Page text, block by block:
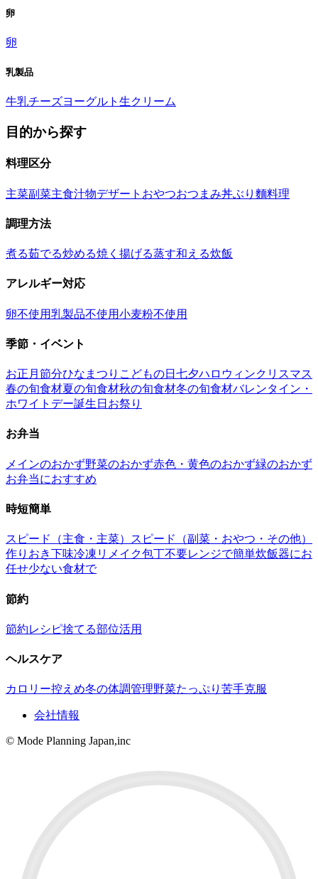
卵
卵
乳製品
牛乳チーズヨーグルト 生クリーム
目的から探す
料理区分
主菜副菜主食汁物デザート おやつおつまみ丼ぶり 麵料理
調理方法
煮る茹でる炒める焼く 揚げる蒸す和える炊飯
アレルギー対応
卵不使用乳製品不使用小麦粉不使用
季節・イベント
お正月 節分ひなまつり こどもの日 七夕ハロウィンクリスマス
春の旬食材夏の旬食材秋の旬食材冬の旬食材バレンタイン・
ホワイトデー誕生日 お祭り
お弁当
メインのおかず野菜のおかず赤色・黄色のおかず緑のおかず
お弁当におすすめ
時短簡単
スピード（主食・主菜）
スピード（副菜・おやつ・その他）
作りおき下味冷凍 リメイク包丁不要レンジで簡単炊飯器にお
任せ少ない食材で
節約
節約レシピ捨てる部位活用
ヘルスケア
カロリー控えめ冬の体調管理野菜たっぷり 苦手克服
会社情報
© Mode Planning Japan,inc